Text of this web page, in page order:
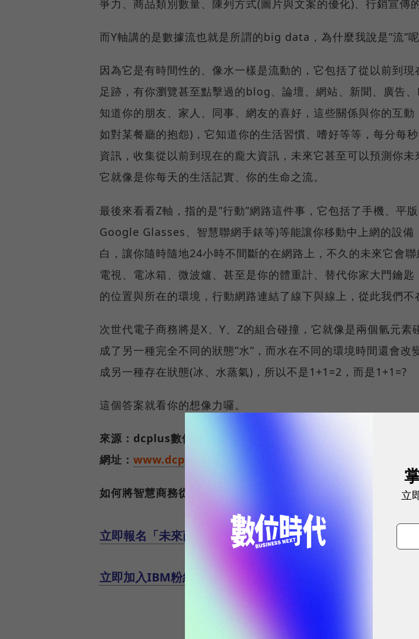
爭力、商品類別數量、陳列方式(圖片與文案的優化)、行銷宣傳
而Y軸講的是數據流也就是所謂的big data，為什麼我說是”流”
因為它是有時間性的、像水一樣是流動的，它包括了從以前到
足跡，有你瀏覽甚至點擊過的blog、論壇、網站、新聞、廣告
知道你的朋友、家人、同事、網友的喜好，這些關係與你的互
如對某餐廳的抱怨)，它知道你的生活習慣、嗜好等等，每分每
資訊，收集從以前到現在的龐大資訊，未來它甚至可以預測你未
它就像是你每天的生活記實、你的生命之流。
最後來看看Z軸，指的是”行動”網路這件事，它包括了手機、平
Google Glasses、智慧聯網手錶等)等能讓你移動中上網的設備
白，讓你隨時隨地24小時不間斷的在網路上，不久的未來它會
電視、電冰箱、微波爐、甚至是你的體重計、替代你家大門鑰
的位置與所在的環境，行動網路連結了線下與線上，從此我們不
次世代電子商務將是X、Y、Z的組合碰撞，它就像是兩個氫元素
成了另一種完全不同的狀態”水”，而水在不同的環境時間還會改
成另一種存在狀態(冰、水蒸氣)，所以不是1+1=2，而是1+1=?
這個答案就看你的想像力囉。
來源：dcplus數位行銷實戰家
網址： www.dcplus.com.tw
如何將智慧商務從名詞落實為動詞?
立即報名「未來商務3.0 -IBM企業智慧解決方案大展」
立即加入IBM粉絲團，和IBM一起實現未來商務3.0！
立